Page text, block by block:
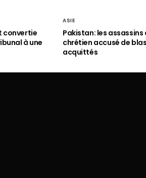
convertie
à une
ASIE
Pakistan: les assassins
chrétien accusé de
acquittés